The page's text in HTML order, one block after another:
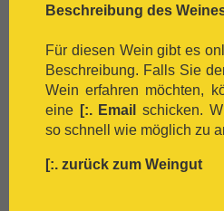
[:. Müller-Thurgau
[:. Muskateller
[:. Nebbiolo
[:. Negroamaro
[:. Nero D`Avola
[:. Optima
[:. Pedro Ximénez
Beschreibung des
Für diesen Wein gibt es
Beschreibung. Falls Sie
Wein erfahren möchten,
eine [:. Email
schicken.
so schnell wie möglich zu
[:. zurück zum Weingut